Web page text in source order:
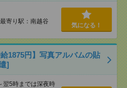
寄り駅：南越谷
気になる！
1875円】写真アルバムの貼
]
翌5時までは深夜時